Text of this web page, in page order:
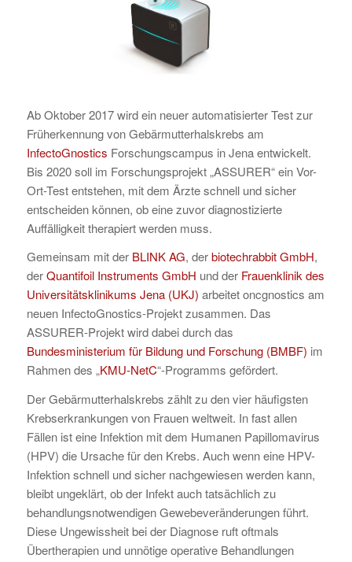
Ab Oktober 2017 wird ein neuer automatisierter Test zur
Früherkennung von Gebärmutterhalskrebs am
InfectoGnostics Forschungscampus in Jena entwickelt.
Bis 2020 soll im Forschungsprojekt „ASSURER“ ein Vor-
Ort-Test entstehen, mit dem Ärzte schnell und sicher
entscheiden können, ob eine zuvor diagnostizierte
Auffälligkeit therapiert werden muss.
Gemeinsam mit der BLINK AG, derbiotechrabbit GmbH,
derQuantifoil Instruments GmbH und der Frauenklinik des
Universitätsklinikums Jena (UKJ) arbeitet oncgnostics am
neuen InfectoGnostics-Projekt zusammen. Das
ASSURER-Projekt wird dabei durch das
Bundesministerium für Bildung und Forschung (BMBF) im
Rahmen des „KMU-NetC“-Programms gefördert.
Der Gebärmutterhalskrebs zählt zu den vier häufigsten
Krebserkrankungen von Frauen weltweit. In fast allen
Fällen ist eine Infektion mit dem Humanen Papillomavirus
(HPV) die Ursache für den Krebs. Auch wenn eine HPV-
Infektion schnell und sicher nachgewiesen werden kann,
bleibt ungeklärt, ob der Infekt auch tatsächlich zu
behandlungsnotwendigen Gewebeveränderungen führt.
Diese Ungewissheit bei der Diagnose ruft oftmals
Übertherapien und unnötige operative Behandlungen